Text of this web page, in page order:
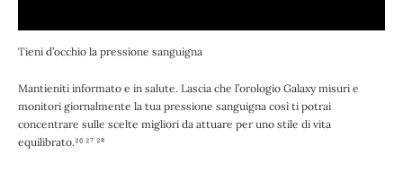
Tieni d’occhio la pressione sanguigna
Mantieniti informato e in salute. Lascia che l’orologio Galaxy misuri e
monitori giornalmente la tua pressione sanguigna così ti potrai
concentrare sulle scelte migliori da attuare per uno stile di vita
equilibrato.²⁶ ²⁷ ²⁸